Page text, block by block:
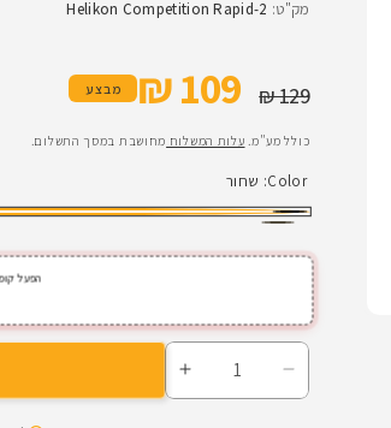
מק"ט: Helikon Competition Rapid-2
מחיר רגיל
129 ₪
מחיר מבצע
109 ₪ מבצע
כולל מע"מ. עלות המשלוח מחושבת במסך התשלום.
Color: שחור
שחור
ריינג'ר
הפעל
הפחתת
כמות
הגדלת
כמות